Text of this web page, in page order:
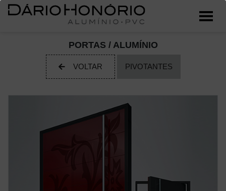
PORTAS / ALUMÍNIO
VOLTAR PIVOTANTES